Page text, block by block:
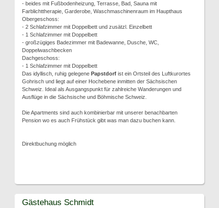
- beides mit Fußbodenheizung, Terrasse, Bad, Sauna mit
Farblichttherapie, Garderobe, Waschmaschinenraum im Haupthaus
Obergeschoss:
- 2 Schlafzimmer mit Doppelbett und zusätzl. Einzelbett
- 1 Schlafzimmer mit Doppelbett
- großzügiges Badezimmer mit Badewanne, Dusche, WC,
Doppelwaschbecken
Dachgeschoss:
- 1 Schlafzimmer mit Doppelbett
Das idyllisch, ruhig gelegene Papstdorf ist ein Ortsteil des Luftkurortes
Gohrisch und liegt auf einer Hochebene inmitten der Sächsischen
Schweiz. Ideal als Ausgangspunkt für zahlreiche Wanderungen und
Ausflüge in die Sächsische und Böhmische Schweiz.
Die Apartments sind auch kombinierbar mit unserer benachbarten
Pension wo es auch Frühstück gibt was man dazu buchen kann.
Direktbuchung möglich
Gästehaus Schmidt